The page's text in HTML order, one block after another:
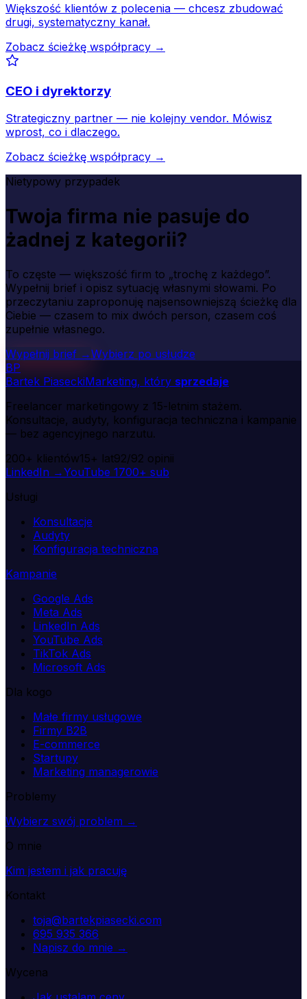
Większość klientów z polecenia — chcesz zbudować
drugi, systematyczny kanał.
Zobacz ścieżkę współpracy →
CEO i dyrektorzy
Strategiczny partner — nie kolejny vendor. Mówisz
wprost, co i dlaczego.
Zobacz ścieżkę współpracy →
Nietypowy przypadek
Twoja firma nie pasuje do
żadnej z kategorii?
To częste — większość firm to „trochę z każdego”.
Wypełnij brief i opisz sytuację własnymi słowami. Po
przeczytaniu zaproponuję najsensowniejszą ścieżkę dla
Ciebie — czasem to mix dwóch person, czasem coś
zupełnie własnego.
Wypełnij brief →Wybierz po usłudze
BP
Bartek PiaseckiMarketing, który sprzedaje
Freelancer marketingowy z 15-letnim stażem.
Konsultacje, audyty, konfiguracja techniczna i kampanie
— bez agencyjnego narzutu.
200+ klientów15+ lat92/92 opinii
LinkedIn →YouTube 1700+ sub
Usługi
Konsultacje
Audyty
Konfiguracja techniczna
Kampanie
Google Ads
Meta Ads
LinkedIn Ads
YouTube Ads
TikTok Ads
Microsoft Ads
Dla kogo
Małe firmy usługowe
Firmy B2B
E-commerce
Startupy
Marketing managerowie
Problemy
Wybierz swój problem →
O mnie
Kim jestem i jak pracuję
Kontakt
toja@bartekpiasecki.com
695 935 366
Napisz do mnie →
Wycena